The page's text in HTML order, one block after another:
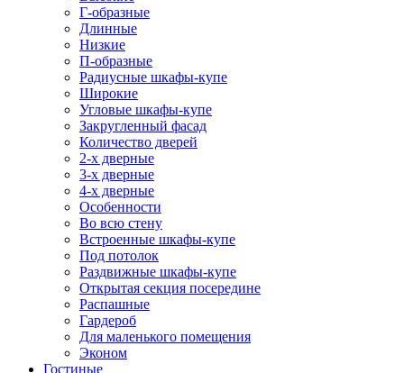
Г-образные
Длинные
Низкие
П-образные
Радиусные шкафы-купе
Широкие
Угловые шкафы-купе
Закругленный фасад
Количество дверей
2-х дверные
3-х дверные
4-х дверные
Особенности
Во всю стену
Встроенные шкафы-купе
Под потолок
Раздвижные шкафы-купе
Открытая секция посередине
Распашные
Гардероб
Для маленького помещения
Эконом
Гостиные